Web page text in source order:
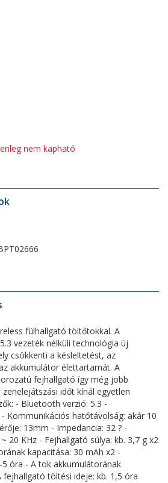
nem kapható
fülhallgató töltőtokkal. A
vezeték nélküli technológia új
csökkenti a késleltetést, az
akkumulátor élettartamát. A
fejhallgató így még jobb
időt kínál egyetlen
- Bluetooth verzió: 5.3 -
Kommunikációs hatótávolság: akár 10
13mm - Impedancia: 32 ? -
20 KHz - Fejhallgató súlya: kb. 3,7 g x2
kapacitása: 30 mAh x2 -
5 óra - A tok akkumulátorának
fejhallgató töltési ideje: kb. 1,5 óra